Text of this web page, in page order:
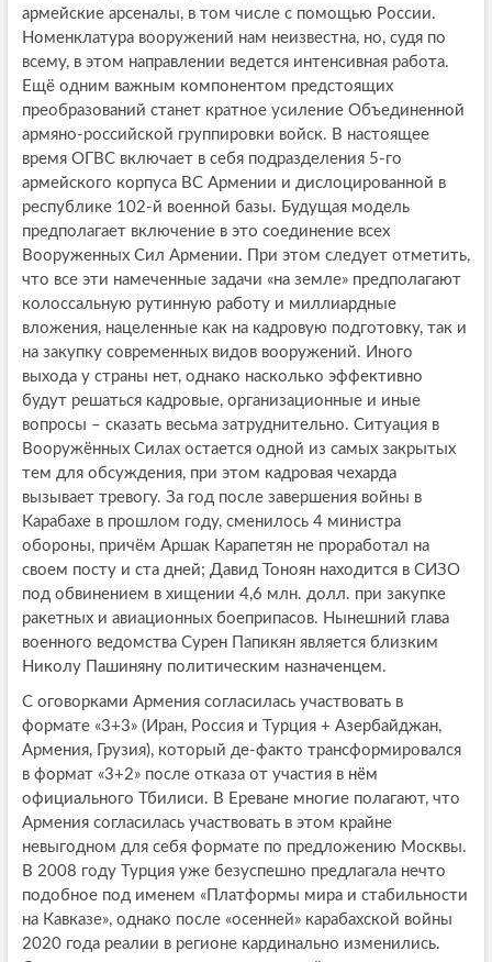
армейские арсеналы, в том числе с помощью России.
Номенклатура вооружений нам неизвестна, но, судя по
всему, в этом направлении ведется интенсивная работа.
Ещё одним важным компонентом предстоящих
преобразований станет кратное усиление Объединенной
армяно-российской группировки войск. В настоящее
время ОГВС включает в себя подразделения 5-го
армейского корпуса ВС Армении и дислоцированной в
республике 102-й военной базы. Будущая модель
предполагает включение в это соединение всех
Вооруженных Сил Армении. При этом следует отметить,
что все эти намеченные задачи «на земле» предполагают
колоссальную рутинную работу и миллиардные
вложения, нацеленные как на кадровую подготовку, так и
на закупку современных видов вооружений. Иного
выхода у страны нет, однако насколько эффективно
будут решаться кадровые, организационные и иные
вопросы – сказать весьма затруднительно. Ситуация в
Вооружённых Силах остается одной из самых закрытых
тем для обсуждения, при этом кадровая чехарда
вызывает тревогу. За год после завершения войны в
Карабахе в прошлом году, сменилось 4 министра
обороны, причём Аршак Карапетян не проработал на
своем посту и ста дней; Давид Тоноян находится в СИЗО
под обвинением в хищении 4,6 млн. долл. при закупке
ракетных и авиационных боеприпасов. Нынешний глава
военного ведомства Сурен Папикян является близким
Николу Пашиняну политическим назначенцем.
С оговорками Армения согласилась участвовать в
формате «3+3» (Иран, Россия и Турция + Азербайджан,
Армения, Грузия), который де-факто трансформировался
в формат «3+2» после отказа от участия в нём
официального Тбилиси. В Ереване многие полагают, что
Армения согласилась участвовать в этом крайне
невыгодном для себя формате по предложению Москвы.
В 2008 году Турция уже безуспешно предлагала нечто
подобное под именем «Платформы мира и стабильности
на Кавказе», однако после «осенней» карабахской войны
2020 года реалии в регионе кардинально изменились.